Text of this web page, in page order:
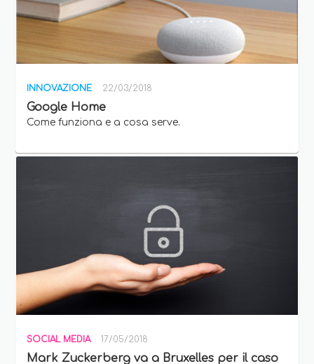
INNOVAZIONE 22/03/2018
Google Home
Come funziona e a cosa serve.
SOCIAL MEDIA 17/05/2018
Mark Zuckerberg va a Bruxelles per il caso